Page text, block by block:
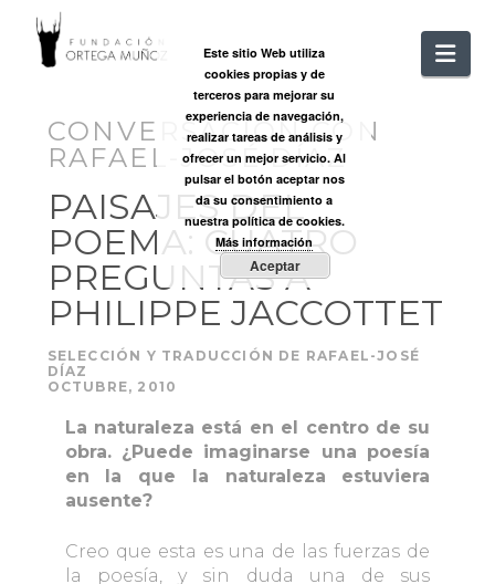
ORTEGA
MUÑOZ
CONVERSACIÓN CON
RAFAEL-JOSÉ DÍAZ
PAISAJES DEL
POEMA: CUATRO
PREGUNTAS A
PHILIPPE JACCOTTET
SELECCIÓN Y TRADUCCIÓN DE RAFAEL-JOSÉ
DÍAZ
OCTUBRE, 2010
La naturaleza está en el centro de su
obra. ¿Puede imaginarse una poesía
en la que la naturaleza estuviera
ausente?
Creo que esta es una de las fuerzas de
la poesía, y sin duda una de sus
Este sitio Web utiliza
cookies propias y de
terceros para mejorar su
experiencia de navegación,
realizar tareas de análisis y
ofrecer un mejor servicio. Al
pulsar el botón aceptar nos
da su consentimiento a
nuestra política de cookies.
Más información
Aceptar